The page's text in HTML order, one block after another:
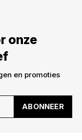
onze
en promoties
ABONNEER